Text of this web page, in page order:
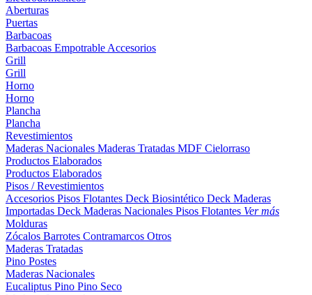
Aberturas
Puertas
Barbacoas
Barbacoas Empotrable Accesorios
Grill
Grill
Horno
Horno
Plancha
Plancha
Revestimientos
Maderas Nacionales Maderas Tratadas MDF Cielorraso
Productos Elaborados
Productos Elaborados
Pisos / Revestimientos
Accesorios Pisos Flotantes Deck Biosintético Deck Maderas
Importadas Deck Maderas Nacionales Pisos Flotantes Ver más
Molduras
Zócalos Barrotes Contramarcos Otros
Maderas Tratadas
Pino Postes
Maderas Nacionales
Eucaliptus Pino Pino Seco